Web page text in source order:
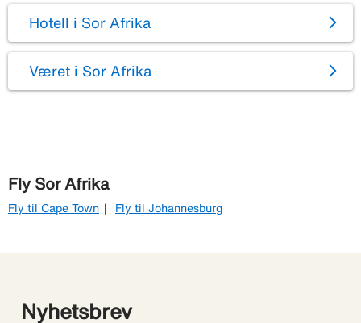
Hotell i Sor Afrika
Været i Sor Afrika
Fly Sor Afrika
Fly til Cape Town Fly til Johannesburg
Nyhetsbrev